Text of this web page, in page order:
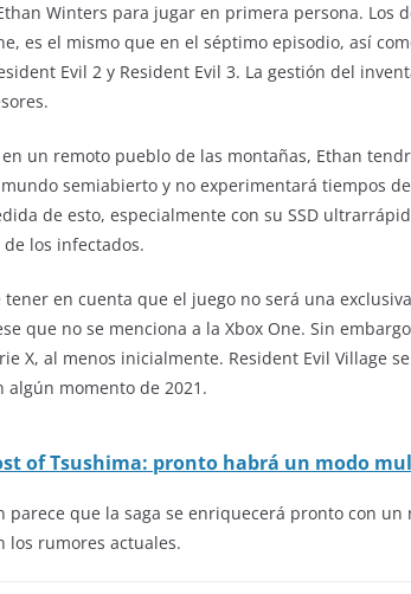
Winters para jugar en primera persona. Los
es el mismo que en el séptimo episodio, así
Evil 2 y Resident Evil 3. La gestión del
un remoto pueblo de las montañas, Ethan
semiabierto y no experimentará tiempos
de esto, especialmente con su SSD
los infectados.
tener en cuenta que el juego no será una
que no se menciona a la Xbox One. Sin
X, al menos inicialmente. Resident Evil Village
algún momento de 2021.
of Tsushima: pronto habrá un modo
parece que la saga se enriquecerá pronto con un
los rumores actuales.